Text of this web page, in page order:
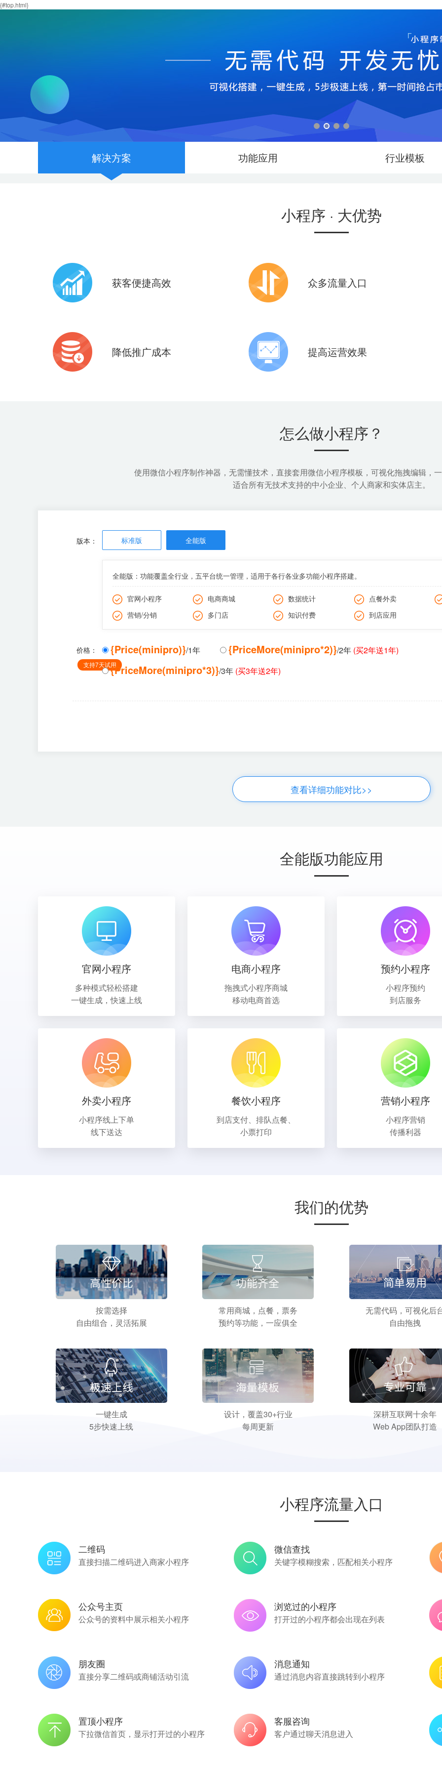
{#top.html}
解决方案 功能应用 行业模板
小程序 · 大优势
获客便捷高效
6亿+微信支付用户
众多流量入口
助力全面布局微信新生态
降低推广成本 提高运营效果
怎么做小程序？
使用微信小程序制作神器，无需懂技术，直接套用微信小程序模板，可视化拖拽编辑，
适合所有无技术支持的中小企业、个人商家和实体店主。
版本： 标准版 全能版
全能版：功能覆盖全行业，五平台统一管理，适用于各行各业多功能小程序搭建。
官网小程序 电商商城 数据统计
点餐外卖
营销/分销
多门店 知识付费 到店应用
价格：
支持7天试用
{Price(minipro)}/1年 {PriceMore(minipro*2)}/2年 (买2年送1年)
{PriceMore(minipro*3)}/3年 (买3年送2年)
查看详细功能对比>>
全能版功能应用
官网小程序
多种模式轻松搭建
一键生成，快速上线
电商小程序
拖拽式小程序商城
移动电商首选
预约小程序
小程序预约
到店服务
外卖小程序
小程序线上下单
线下送达
餐饮小程序
到店支付、排队点餐、
小票打印
营销小程序
小程序营销
传播利器
我们的优势
按需选择
自由组合，灵活拓展
常用商城，点餐，票务
预约等功能，一应俱全
无需代码，可视化后
自由拖拽
一键生成
5步快速上线
设计，覆盖30+行业
每周更新
深耕互联网十余年
Web App团队打造
小程序流量入口
二维码
直接扫描二维码进入商家小程序
微信查找
关键字模糊搜索，匹配相关小程序
公众号主页
公众号的资料中展示相关小程序
浏览过的小程序
打开过的小程序都会出现在列表
朋友圈
直接分享二维码或商铺活动引流
消息通知
通过消息内容直接跳转到小程序
置顶小程序
下拉微信首页，显示打开过的小程序
客服咨询
客户通过聊天消息进入